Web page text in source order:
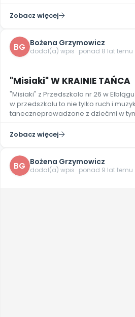
Zobacz więcej
BG Bożena Grzymowicz
dodał(a) wpis · ponad 8 lat temu
"Misiaki" W KRAINIE TAŃCA
"Misiaki" z Przedszkola nr 26 w Elblągu
w przedszkolu to nie tylko ruch i
taneczneprowadzone z dziećmi w
Zobacz więcej
BG Bożena Grzymowicz
dodał(a) wpis · ponad 9 lat temu